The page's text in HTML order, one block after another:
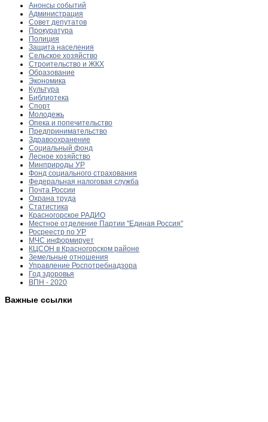
Анонсы событий
Администрация
Совет депутатов
Прокуратура
Полиция
Защита населения
Сельское хозяйство
Строительство и ЖКХ
Образование
Экономика
Культура
Библиотека
Спорт
Молодежь
Опека и попечительство
Предпринимательство
Здравоохранение
Социальный фонд
Лесное хозяйство
Минприроды УР
Фонд социального страхования
Федеральная налоговая служба
Почта России
Охрана труда
Статистика
Красногорское РАДИО
Местное отделение Партии "Единая Россия"
Росреестр по УР
МЧС информирует
КЦСОН в Красногорском районе
Земельные отношения
Управление Роспотребнадзора
Год здоровья
ВПН - 2020
Важные ссылки